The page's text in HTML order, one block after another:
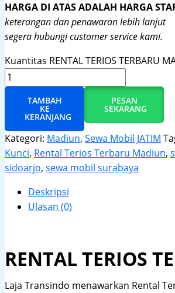
HARGA DI ATAS ADALAH HARGA
keterangan dan penawaran lebih lanjut
segera hubungi customer service kami.
Kuantitas RENTAL TERIOS TERBARU
TAMBAH
KE
KERANJANG
PESAN
SEKARANG
Kategori: Madiun, Sewa Mobil JATIM
Kunci, Rental Terios Terbaru Madiun,
sidoarjo, sewa mobil surabaya
Deskripsi
Ulasan (0)
RENTAL TERIOS
Laja Transindo menawarkan Rental